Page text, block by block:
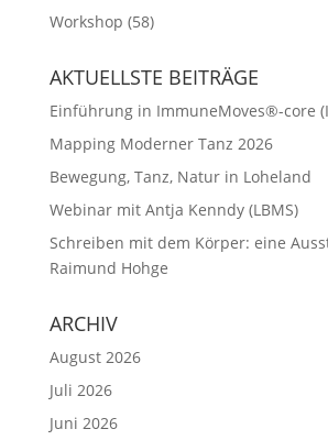
Workshop (58)
AKTUELLSTE BEITRÄGE
Einführung in ImmuneMoves®-core
Mapping Moderner Tanz 2026
Bewegung, Tanz, Natur in Loheland
Webinar mit Antja Kenndy (LBMS)
Schreiben mit dem Körper: eine
Raimund Hohge
ARCHIV
August 2026
Juli 2026
Juni 2026